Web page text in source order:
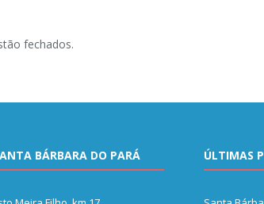
fechados.
BÁRBARA DO PARÁ ÚLTIMAS